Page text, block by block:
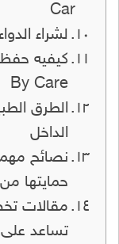
Car
لشراء
By Care
الطرق
الداخل
نصائح
حمايتها
مقالات
تساعد